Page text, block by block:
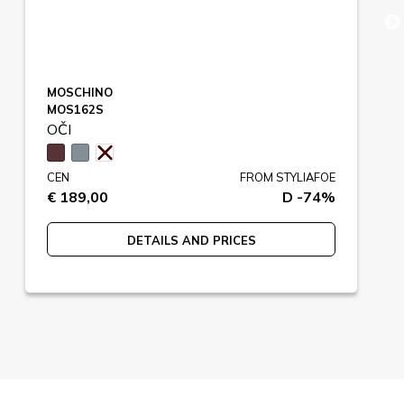
MOSCHINO
MOS162S
OČI
CEN
€ 189,00
FROM STYLIAFOE
D -74%
DETAILS AND PRICES